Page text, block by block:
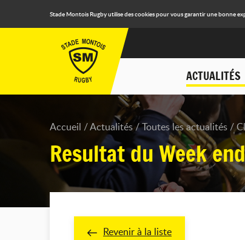
Stade Montois Rugby utilise des cookies pour vous garantir une bonne
ACTUALITÉS
Accueil Actualités Toutes les actualités
Resultat du Week end
Revenir à la liste